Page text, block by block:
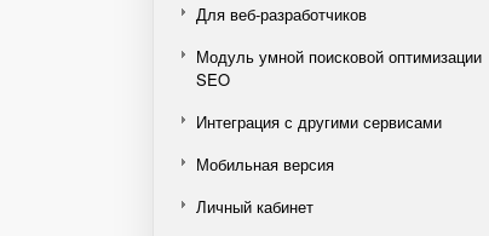
Для веб-разработчиков
Модуль умной поисковой оптимизации
SEO
Интеграция с другими сервисами
Мобильная версия
Личный кабинет